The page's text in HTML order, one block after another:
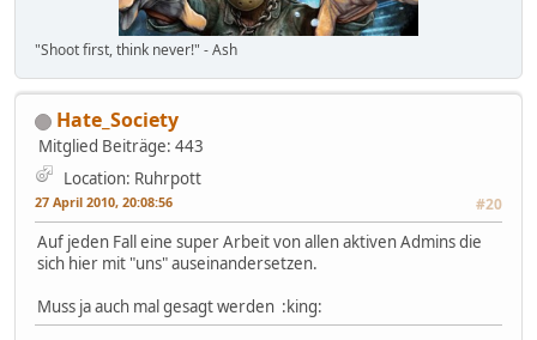
"Shoot first, think never!" - Ash
Hate_Society
Mitglied Beiträge: 443
Location: Ruhrpott
27 April 2010, 20:08:56 #20
Auf jeden Fall eine super Arbeit von allen aktiven Admins die
sich hier mit "uns" auseinandersetzen.
Muss ja auch mal gesagt werden :king: